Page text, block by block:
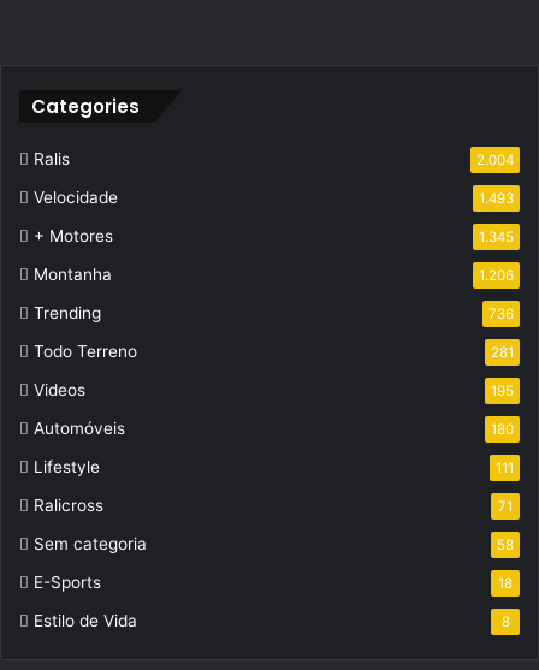
Categories
Ralis 2.004
Velocidade 1.493
+ Motores 1.345
Montanha 1.206
Trending 736
Todo Terreno 281
Videos 195
Automóveis 180
Lifestyle 111
Ralicross 71
Sem categoria 58
E-Sports 18
Estilo de Vida 8